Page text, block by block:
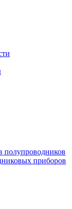
полупроводников
приборов